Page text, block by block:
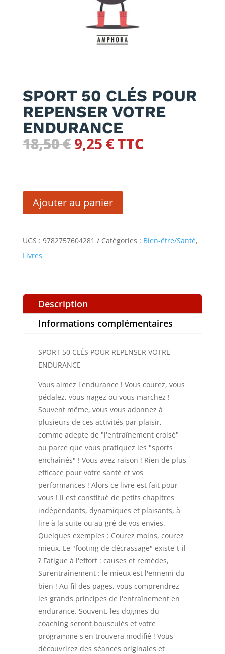
SPORT 50 CLÉS POUR
REPENSER VOTRE
ENDURANCE
18,50€ Le
était :
18,50 €.
9,25 €Le
est :
TTC
SPORT
CLÉS
POUR
ENDURANCE
Ajouter au panier
UGS : 9782757604281 Catégories : Bien-être/Santé,
Livres
Description
Informations complémentaires
SPORT 50 CLÉS POUR REPENSER VOTRE
ENDURANCE
Vous aimez l'endurance ! Vous courez, vous
pédalez, vous nagez ou vous marchez !
Souvent même, vous vous adonnez à
plusieurs de ces activités par plaisir,
comme adepte de "l'entraînement croisé"
ou parce que vous pratiquez les "sports
enchaînés" ! Vous avez raison ! Rien de plus
efficace pour votre santé et vos
performances ! Alors ce livre est fait pour
vous ! Il est constitué de petits chapitres
indépendants, dynamiques et plaisants, à
lire à la suite ou au gré de vos envies.
Quelques exemples : Courez moins, courez
mieux, Le "footing de décrassage" existe-t-il
? Fatigue à l'effort : causes et remèdes,
Surentraînement : le mieux est l'ennemi du
bien ! Au fil des pages, vous comprendrez
les grands principes de l'entraînement en
endurance. Souvent, les dogmes du
coaching seront bousculés et votre
programme s'en trouvera modifié ! Vous
découvrirez des séances originales et